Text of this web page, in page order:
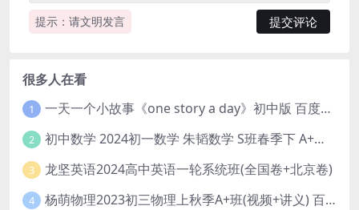
提示：请文明发言
很多人在看
1 一天一个小故事《one story a day》初中版 百度网盘分享下载
2 初中数学 2024初一数学 朱韬数学 S班春季下 A+班春季下 百度云网盘
3 龙坚英语2024高中英语一轮系统班(全国卷+北京卷)
4 杨萌物理2023初三物理上秋季A+班(视频+讲义) 百度网盘分享